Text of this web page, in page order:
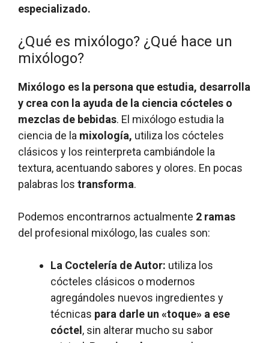
especializado.
¿Qué es mixólogo? ¿Qué hace un
mixólogo?
Mixólogo es la persona que estudia, desarrolla
y crea con la ayuda de la ciencia cócteles o
mezclas de bebidas. El mixólogo estudia la
ciencia de la mixología, utiliza los cócteles
clásicos y los reinterpreta cambiándole la
textura, acentuando sabores y olores. En pocas
palabras los transforma.
Podemos encontrarnos actualmente 2 ramas
del profesional mixólogo, las cuales son:
La Coctelería de Autor: utiliza los
cócteles clásicos o modernos
agregándoles nuevos ingredientes y
técnicas para darle un «toque» a ese
cóctel , sin alterar mucho su sabor